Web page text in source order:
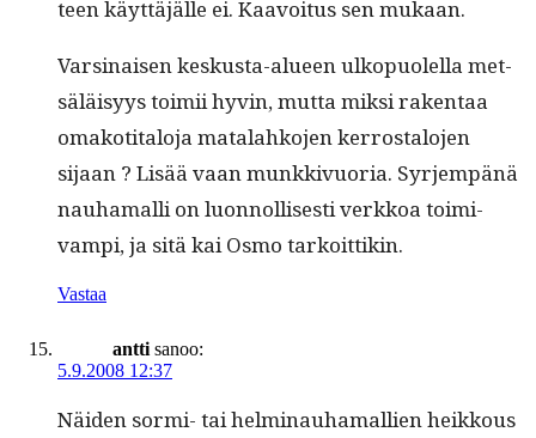
teen käyt­täjälle ei. Kaavoitus sen mukaan.
Varsi­naisen keskus­ta-alueen ulkop­uolel­la met­
säläisyys toimii hyvin, mut­ta mik­si rak­en­taa
omakoti­talo­ja mata­lahko­jen ker­rostalo­jen
sijaan ? Lisää vaan munkkivuo­ria. Syr­jem­pänä
nauhamalli on luon­nol­lis­es­ti verkkoa toimi­
vampi, ja sitä kai Osmo tarkoittikin.
Vastaa
antti sanoo:
5.9.2008 12:37
Näi­den sor­mi- tai helminauhamallien heikkous